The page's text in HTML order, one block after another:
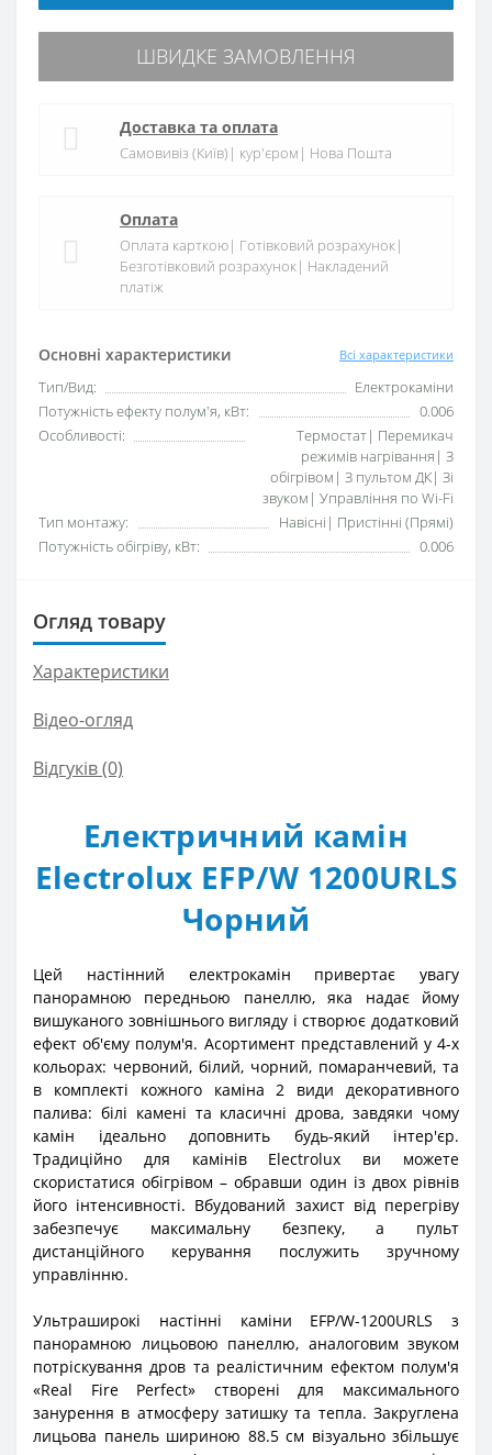
Основні характеристики Всі характеристики
Тип/Вид:
Електрокаміни
Потужність ефекту полум'я, кВт:
0.006
Особливості:
Термостат| Перемикач
режимів нагрівання| З
обігрівом| З пультом ДК| Зі
звуком| Управління по Wi-Fi
Тип монтажу:
Навісні| Пристінні (Прямі)
Потужність обігріву, кВт:
0.006
ШВИДКЕ ЗАМОВЛЕННЯ
Доставка та оплата
Самовивіз (Київ)| кур'єром| Нова Пошта
Оплата
Оплата карткою| Готівковий розрахунок|
Безготівковий розрахунок| Накладений
платіж
Огляд товару
Характеристики
Відео-огляд
Відгуків (0)
Електричний камін
Electrolux EFP/W 1200URLS
Чорний
Цей настінний електрокамін привертає увагу
панорамною передньою панеллю, яка надає йому
вишуканого зовнішнього вигляду і створює додатковий
ефект об'єму полум'я. Асортимент представлений у 4-х
кольорах: червоний, білий, чорний, помаранчевий, та
в комплекті кожного каміна 2 види декоративного
палива: білі камені та класичні дрова, завдяки чому
камін ідеально доповнить будь-який інтер'єр.
Традиційно для камінів Electrolux ви можете
скористатися обігрівом – обравши один із двох рівнів
його інтенсивності. Вбудований захист від перегріву
забезпечує максимальну безпеку, а пульт
дистанційного керування послужить зручному
управлінню.
Ультраширокі настінні каміни EFP/W-1200URLS з
панорамною лицьовою панеллю, аналоговим звуком
потріскування дров та реалістичним ефектом полум'я
«Real Fire Perfect» створені для максимального
занурення в атмосферу затишку та тепла. Закруглена
лицьова панель шириною 88.5 см візуально збільшує